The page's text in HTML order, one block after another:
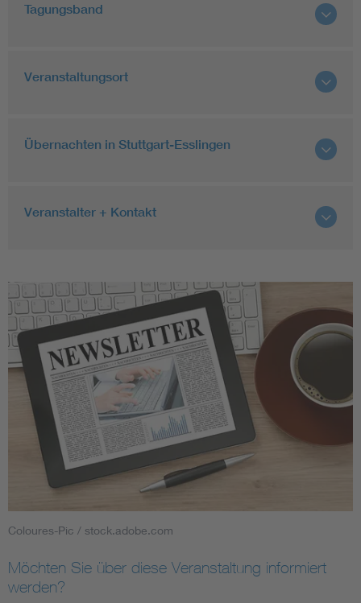
Tagungsband
Veranstaltungsort
Übernachten in Stuttgart-Esslingen
Veranstalter + Kontakt
Coloures-Pic / stock.adobe.com
Möchten Sie über diese Veranstaltung informiert
werden?